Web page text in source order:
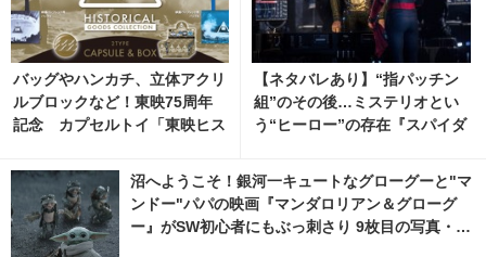
バッグやハンカチ、立体アクリ
ルブロックなど！東映75周年
記念 カプセルトイ「東映ヒス
8月発売
【ネタバレあり】“指パッチン
組”のその後…ミステリオとい
う“ヒーロー”の存在『スパイダ
沼へようこそ！銀河一キュートなグローグーと"マ
ンドー"パパの映画『マンダロリアン＆グローグ
ー』がSW初心者にもぶっ刺さり 9枚目の写真・画